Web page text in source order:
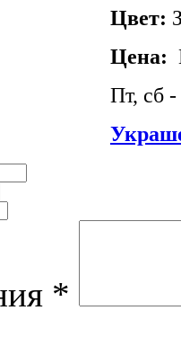
Цвет:
Цена:
Пт, сб
*